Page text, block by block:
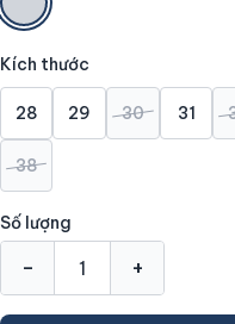
Kích thước
28 29 30 31
38
Số lượng
- +